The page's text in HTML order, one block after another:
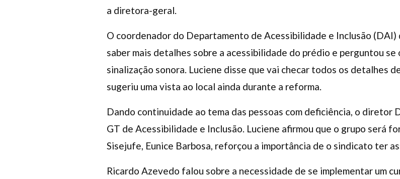
a diretora-geral.
O coordenador do Departamento de Acessibilidade e Inclusão (DAI)
saber mais detalhes sobre a acessibilidade do prédio e perguntou
sinalização sonora. Luciene disse que vai checar todos os detalhes
sugeriu uma vista ao local ainda durante a reforma.
Dando continuidade ao tema das pessoas com deficiência, o diretor
GT de Acessibilidade e Inclusão. Luciene afirmou que o grupo será
Sisejufe, Eunice Barbosa, reforçou a importância de o sindicato ter
Ricardo Azevedo falou sobre a necessidade de se implementar um